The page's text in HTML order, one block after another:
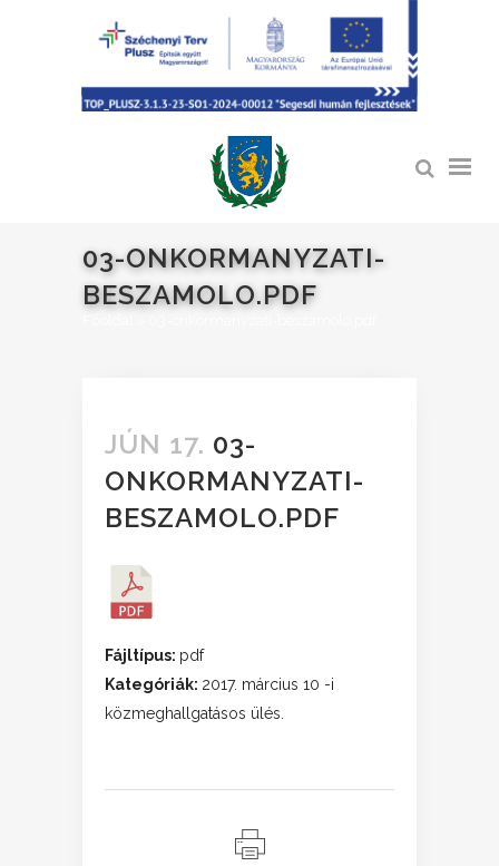
03-ONKORMANYZATI-
BESZAMOLO.PDF
JÚN 17. 03-
ONKORMANYZATI-
BESZAMOLO.PDF
Fájltípus: pdf
Kategóriák: 2017. március 10 -i
közmeghallgatásos ülés.